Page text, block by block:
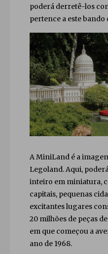
poderá derretê-los
pertence a este
A MiniLand é a
Legoland. Aqui,
inteiro em miniatura,
capitais, pequenas
excitantes lugares
20 milhões de peças
em que começou a
ano de 1968.